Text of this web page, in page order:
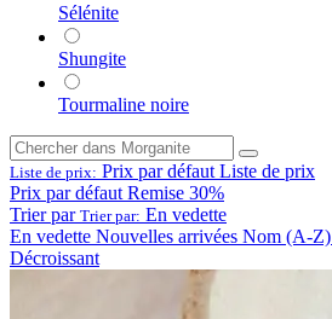
Sélénite
Shungite
Tourmaline noire
Liste de prix: Prix par défaut Liste de prix
Prix par défaut Remise 30%
Trier par Trier par: En vedette
En vedette Nouvelles arrivées Nom (A-Z)
Décroissant